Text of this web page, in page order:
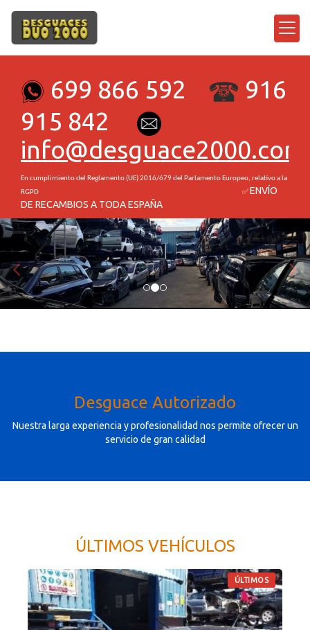
699 866 592
916
915 842
info
desguace2000.com
En cumplimiento del Reglamento (UE) 2016/679 del Parlamento Europeo, relativo a la
RGPD ✅ENVÍO
DE RECAMBIOS A TODA ESPAÑA
prev
Desguace Autorizado
Nuestra larga experiencia y profesionalidad nos permite ofrecer un
servicio de gran calidad
ÚLTIMOS VEHÍCULOS
ÚLTIMOS